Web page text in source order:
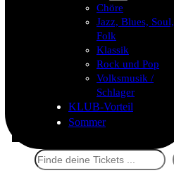
Chöre
Jazz, Blues, Soul,
Folk
Klassik
Rock und Pop
Volksmusik /
Schlager
KLUB-Vorteil
Sommer
Suchen